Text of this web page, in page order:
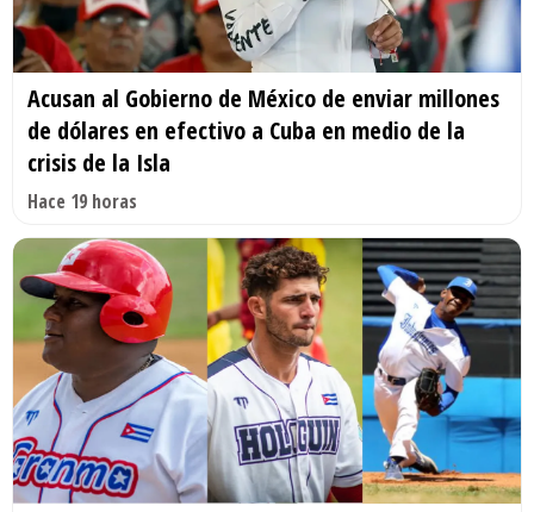
Acusan al Gobierno de México de enviar millones
de dólares en efectivo a Cuba en medio de la
crisis de la Isla
Hace 19 horas